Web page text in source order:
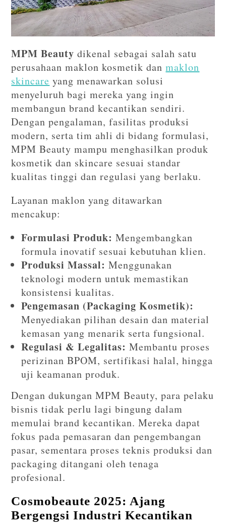
MPM Beauty dikenal sebagai salah satu
perusahaan maklon kosmetik danmaklon
skincare yang menawarkan solusi
menyeluruh bagi mereka yang ingin
membangun brand kecantikan sendiri.
Dengan pengalaman, fasilitas produksi
modern, serta tim ahli di bidang formulasi,
MPM Beauty mampu menghasilkan produk
kosmetik dan skincare sesuai standar
kualitas tinggi dan regulasi yang berlaku.
Layanan maklon yang ditawarkan
mencakup:
Formulasi Produk: Mengembangkan
formula inovatif sesuai kebutuhan klien.
Produksi Massal: Menggunakan
teknologi modern untuk memastikan
konsistensi kualitas.
Pengemasan (Packaging Kosmetik):
Menyediakan pilihan desain dan material
kemasan yang menarik serta fungsional.
Regulasi & Legalitas: Membantu proses
perizinan BPOM, sertifikasi halal, hingga
uji keamanan produk.
Dengan dukungan MPM Beauty, para pelaku
bisnis tidak perlu lagi bingung dalam
memulai brand kecantikan. Mereka dapat
fokus pada pemasaran dan pengembangan
pasar, sementara proses teknis produksi dan
packaging ditangani oleh tenaga
profesional.
Cosmobeaute 2025: Ajang
Bergengsi Industri Kecantikan